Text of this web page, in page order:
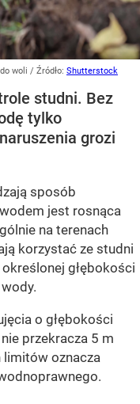
woli / Źródło: Shutterstock
studni. Bez
tylko
grozi
sposób
jest rosnąca
na terenach
korzystać ze studni
głębokości
o głębokości
przekracza 5 m
limitów oznacza